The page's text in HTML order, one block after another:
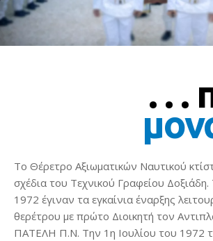
. . .
Το Θέρετρο Αξιωματικών Ναυτικού
σχέδια του Τεχνικού Γραφείου
1972 έγιναν τα εγκαίνια έναρξης
θερέτρου με πρώτο Διοικητή τον
ΠΑΤΕΛΗ Π.Ν. Την 1η Ιουλίου του 1972